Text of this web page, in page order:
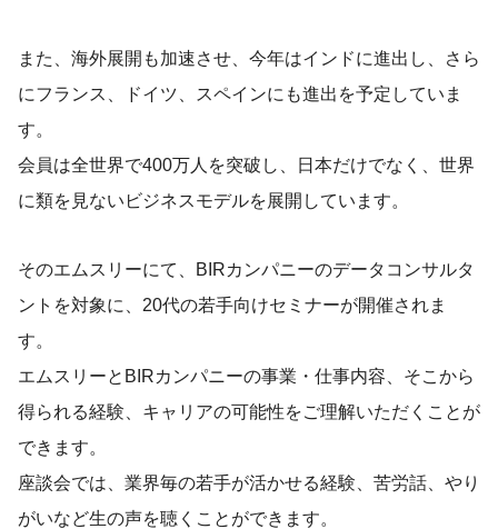
また、海外展開も加速させ、今年はインドに進出し、さら
にフランス、ドイツ、スペインにも進出を予定していま
す。
会員は全世界で400万人を突破し、日本だけでなく、世界
に類を見ないビジネスモデルを展開しています。
そのエムスリーにて、BIRカンパニーのデータコンサルタ
ントを対象に、20代の若手向けセミナーが開催されま
す。
エムスリーとBIRカンパニーの事業・仕事内容、そこから
得られる経験、キャリアの可能性をご理解いただくことが
できます。
座談会では、業界毎の若手が活かせる経験、苦労話、やり
がいなど生の声を聴くことができます。